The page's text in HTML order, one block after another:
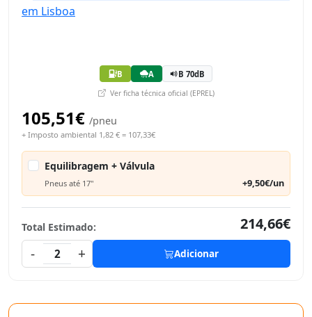
B A B 70dB
Ver ficha técnica oficial (EPREL)
105,51€ /pneu
+ Imposto ambiental 1,82 € = 107,33€
Equilibragem + Válvula
Pneus até 17" +9,50€/un
Total Estimado:
214,66€
-
2 + Adicionar